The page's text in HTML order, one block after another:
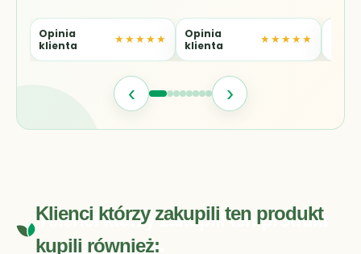
Opinia
klienta
★★★★★
Opinia
klienta
★★★★★
‹ ›
Klienci którzy zakupili ten produkt
kupili również: